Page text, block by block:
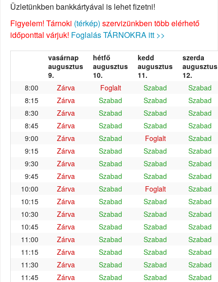
Üzletünkben bankkártyával is lehet fizetni!
Figyelem! Tárnoki (térkép) szervizünkben több elérhető
időponttal várjuk! Foglalás TÁRNOKRA itt >>
vasárnap
augusztus
9.
hétfő
augusztus
10.
kedd
augusztus
11.
szerda
augusztus
12.
8:00
Zárva Foglalt Szabad
Szabad
8:15
Zárva Szabad Szabad
Szabad
8:30
Zárva Szabad Szabad
Szabad
8:45
Zárva Szabad Szabad
Szabad
9:00
Zárva Szabad Foglalt
Szabad
9:15
Zárva Szabad Szabad
Szabad
9:30
Zárva Szabad Szabad
Szabad
9:45
Zárva Szabad Szabad
Szabad
10:00
Zárva Szabad Foglalt
Szabad
10:15
Zárva Szabad Szabad
Szabad
10:30
Zárva Szabad Szabad
Szabad
10:45
Zárva Szabad Szabad
Szabad
11:00
Zárva Szabad Szabad
Szabad
11:15
Zárva Szabad Szabad
Szabad
11:30
Zárva Szabad Szabad
Szabad
11:45
Zárva Szabad Szabad
Szabad